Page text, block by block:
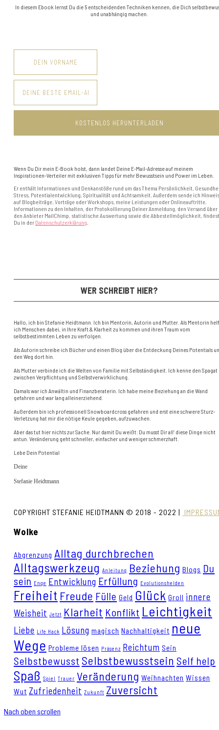
In diesem Ebook lernst Du die 5 entscheidenden Techniken kennen, die Dich
und unabhängig machen.
Wenn Du Dir mein E-Book holst, dann landet Deine E-Mail-Adresse auf meinem
Inspirationen-Verteiler mit exklusiven Tipps für mehr Bewusstsein und Power im Leben.
Er enthält Informationen und Denkanstöße rund um das Thema Persönlichkeit,
Stress, Potentialentwicklung, Spiritualität und Achtsamkeit. Außerdem sende ich
auf Blogbeiträge, Vorträge oder Workshops, meine Leistungen oder Onlineauftritte.
Informationen zu den Inhalten, der Protokollierung Deiner Anmeldung, den Versand über
den Anbieter MailChimp, statistische Auswertung sowie die Abbestellmöglichkeit, findest
Du in der Datenschutzerklärung
WER SCHREIBT HIER?
Hallo, ich bin Stefanie Heidtmann. Ich bin Mentorin, Autorin und Mutter. Als Mentorin
ich Menschen dabei, in Ihre Kraft & Klarheit zu kommen und ihren Traum vom
selbstbestimmten Leben zu verfolgen.
Als Autorin schreibe ich Bücher und einen Blog über die Entdeckung Deines Potentials
den Weg dort hin.
Als Mutter verbinde ich die Welten von Familie mit Selbständigkeit. Ich kenne den Spagat
zwischen Verpflichtung und Selbstverwirklichung.
Damals war ich Anwältin und Finanzberaterin. Ich habe meine Beziehung an die Wand
gefahren und war lang alleinerziehend.
Außerdem bin ich professionell Snowboardcross gefahren und erst eine schwere Sturz-
Verletzung hat mir die nötige Keule gegeben, aufzuwachen.
Aber das tut hier nichts zur Sache. Nur damit Du weißt: Du musst Dir all‘ diese Dinge nicht
antun. Veränderung geht schneller, einfacher und weniger schmerzhaft.
Lebe Dein Potential
Deine
Stefanie Heidtmann
COPYRIGHT STEFANIE HEIDTMANN © 2018 - 2022 |
Wolke
Abgrenzung Alltag durchbrechen
Alltagswerkzeug Anleitung Beziehung Blogs Du
sein Enge Entwicklung Erfüllung Evolutionshelden
Freiheit Freude Fülle Geld Glück Groll innere
Weisheit Jetzt Klarheit Konflikt Leichtigkeit
Liebe Life Hack Lösung magisch Nachhaltigkeit neue
Wege Probleme lösen Präsenz Reichtum Sein
Selbstbewusst Selbstbewusstsein Self help
Spaß Spiel Trauer Veränderung Weihnachten Wissen
Wut Zufriedenheit Zukunft Zuversicht
Nach oben scrollen